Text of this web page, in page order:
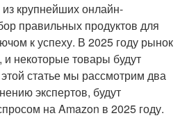
крупнейших онлайн-
правильных продуктов для
к успеху. В 2025 году рынок
некоторые товары будут
статье мы рассмотрим два
экспертов, будут
на Amazon в 2025 году.